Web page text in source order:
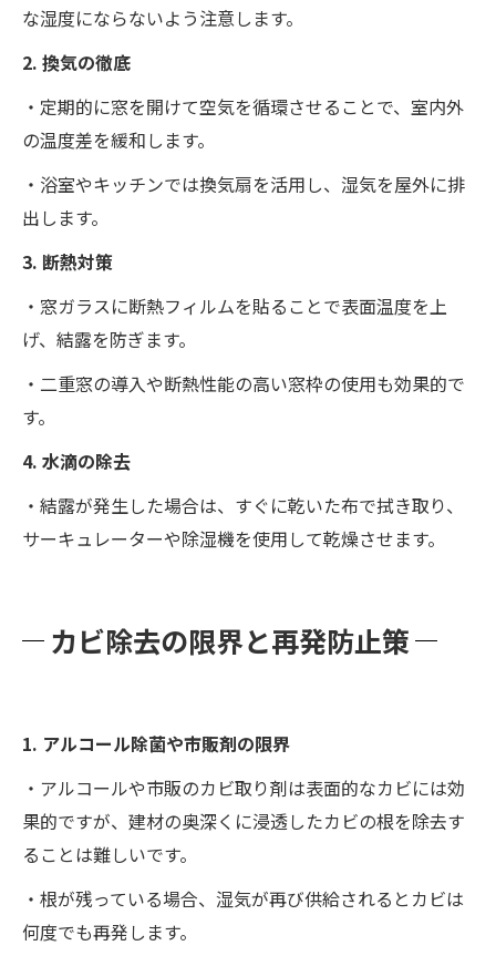
な湿度にならないよう注意します。
2. 換気の徹底
・定期的に窓を開けて空気を循環させることで、室内外
の温度差を緩和します。
・浴室やキッチンでは換気扇を活用し、湿気を屋外に排
出します。
3. 断熱対策
・窓ガラスに断熱フィルムを貼ることで表面温度を上
げ、結露を防ぎます。
・二重窓の導入や断熱性能の高い窓枠の使用も効果的で
す。
4. 水滴の除去
・結露が発生した場合は、すぐに乾いた布で拭き取り、
サーキュレーターや除湿機を使用して乾燥させます。
カビ除去の限界と再発防止策
1. アルコール除菌や市販剤の限界
・アルコールや市販のカビ取り剤は表面的なカビには効
果的ですが、建材の奥深くに浸透したカビの根を除去す
ることは難しいです。
・根が残っている場合、湿気が再び供給されるとカビは
何度でも再発します。